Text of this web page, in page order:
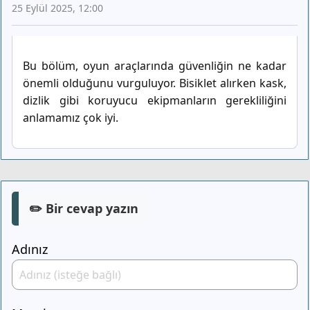
25 Eylül 2025, 12:00
Bu bölüm, oyun araçlarında güvenliğin ne kadar
önemli olduğunu vurguluyor. Bisiklet alırken kask,
dizlik gibi koruyucu ekipmanların gerekliliğini
anlamamız çok iyi.
✏️ Bir cevap yazın
Adınız